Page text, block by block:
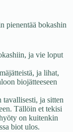
pienentää bokashin
ja vie loput
ja lihat,
biojätteeseen
ja sitten
Tällöin et tekisi
on kuitenkin
biot ulos.